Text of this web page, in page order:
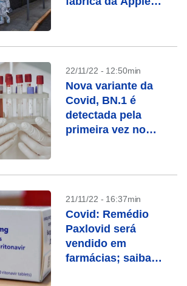
economia
22/11/22 - 12:50min
Nova variante da
Covid, BN.1 é
detectada pela
primeira vez no
21/11/22 - 16:37min
Covid: Remédio
Paxlovid será
vendido em
farmácias; saiba